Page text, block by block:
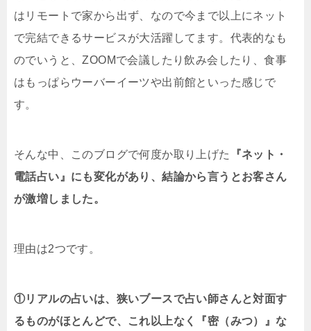
はリモートで家から出ず、なので今まで以上にネット
で完結できるサービスが大活躍してます。代表的なも
のでいうと、ZOOMで会議したり飲み会したり、食事
はもっぱらウーバーイーツや出前館といった感じで
す。
そんな中、このブログで何度か取り上げた
『ネット・
電話占い』にも変化があり、結論から言うとお客さん
が激増しました。
理由は2つです。
①リアルの占いは、狭いブースで占い師さんと対面す
るものがほとんどで、これ以上なく『密（みつ）』な